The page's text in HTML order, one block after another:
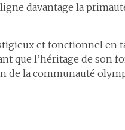
davantage la
et fonctionnel en
que l’héritage de son
de la communauté